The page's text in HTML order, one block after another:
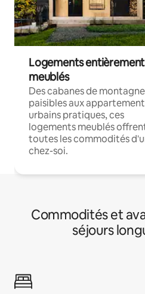
Logements entièrement
meublés
Des cabanes de montagne
paisibles aux
urbains pratiques, ces
logements meublés
toutes les commodités
chez-soi.
Commodités et
séjours